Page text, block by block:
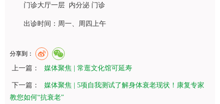
门诊大厅一层 内分泌 门诊
出诊时间：周一、周四上午
分享到：
上一篇： 媒体聚焦 | 常逛文化馆可延寿
下一篇：
媒体聚焦 | 5项自我测试了解身体衰老现状！康复专家
教您如何“抗衰老”